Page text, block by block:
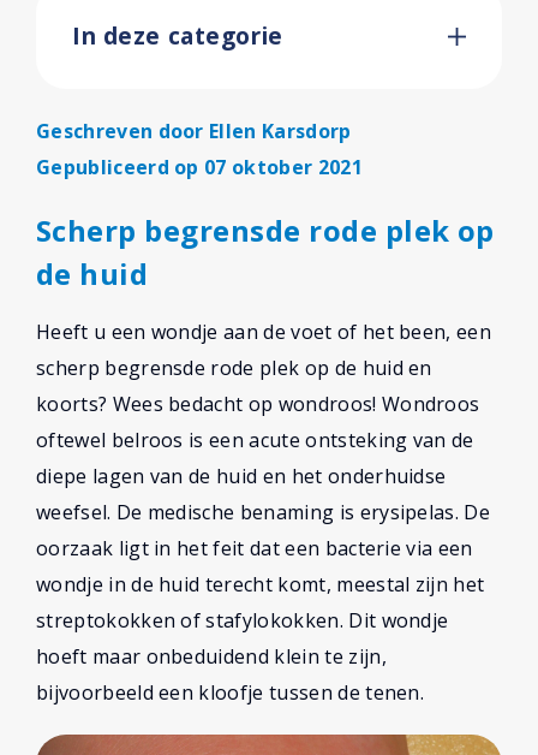
In deze categorie
Geschreven door Ellen Karsdorp
Gepubliceerd op 07 oktober 2021
Scherp begrensde rode plek op
de huid
Heeft u een wondje aan de voet of het been, een
scherp begrensde rode plek op de huid en
koorts? Wees bedacht op wondroos! Wondroos
oftewel belroos is een acute ontsteking van de
diepe lagen van de huid en het onderhuidse
weefsel. De medische benaming is erysipelas. De
oorzaak ligt in het feit dat een bacterie via een
wondje in de huid terecht komt, meestal zijn het
streptokokken of stafylokokken. Dit wondje
hoeft maar onbeduidend klein te zijn,
bijvoorbeeld een kloofje tussen de tenen.